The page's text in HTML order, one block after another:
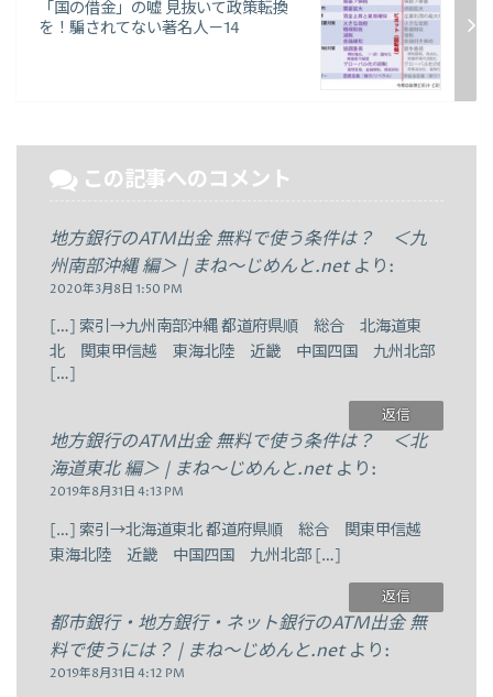
「国の借金」の嘘 見抜いて政策転換
を！騙されてない著名人－14
この記事へのコメント
地方銀行のATM出金 無料で使う条件は？ ＜九
州南部沖縄 編＞ | まね～じめんと.net より:
2020年3月8日 1:50 PM
[…] 索引→九州南部沖縄 都道府県順 総合 北海道東
北 関東甲信越 東海北陸 近畿 中国四国 九州北部
[…]
返信
地方銀行のATM出金 無料で使う条件は？ ＜北
海道東北 編＞ | まね～じめんと.net より:
2019年8月31日 4:13 PM
[…] 索引→北海道東北 都道府県順 総合 関東甲信越
東海北陸 近畿 中国四国 九州北部 […]
返信
都市銀行・地方銀行・ネット銀行のATM出金 無
料で使うには？ | まね～じめんと.net より:
2019年8月31日 4:12 PM